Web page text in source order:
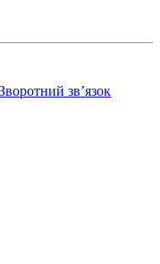
зв’язок